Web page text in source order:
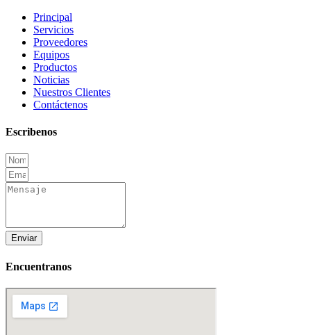
Principal
Servicios
Proveedores
Equipos
Productos
Noticias
Nuestros Clientes
Contáctenos
Escribenos
Enviar
Encuentranos